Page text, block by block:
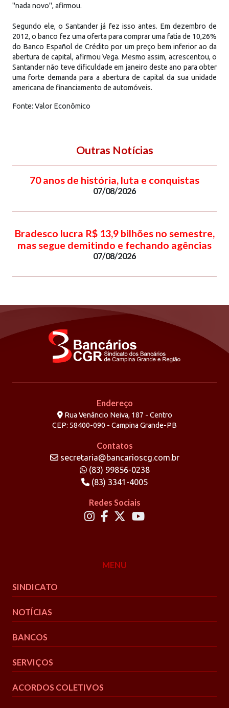
"nada novo", afirmou.
Segundo ele, o Santander já fez isso antes. Em dezembro de
2012, o banco fez uma oferta para comprar uma fatia de 10,26%
do Banco Español de Crédito por um preço bem inferior ao da
abertura de capital, afirmou Vega. Mesmo assim, acrescentou, o
Santander não teve dificuldade em janeiro deste ano para obter
uma forte demanda para a abertura de capital da sua unidade
americana de financiamento de automóveis.
Fonte: Valor Econômico
Outras Notícias
70 anos de história, luta e conquistas
07/08/2026
Bradesco lucra R$ 13,9 bilhões no semestre,
mas segue demitindo e fechando agências
07/08/2026
Endereço
Rua Venâncio Neiva, 187 - Centro
CEP: 58400-090 - Campina Grande-PB
Contatos
secretaria@bancarioscg.com.br
(83) 99856-0238
(83) 3341-4005
Redes Sociais
MENU
SINDICATO
NOTÍCIAS
BANCOS
SERVIÇOS
ACORDOS COLETIVOS